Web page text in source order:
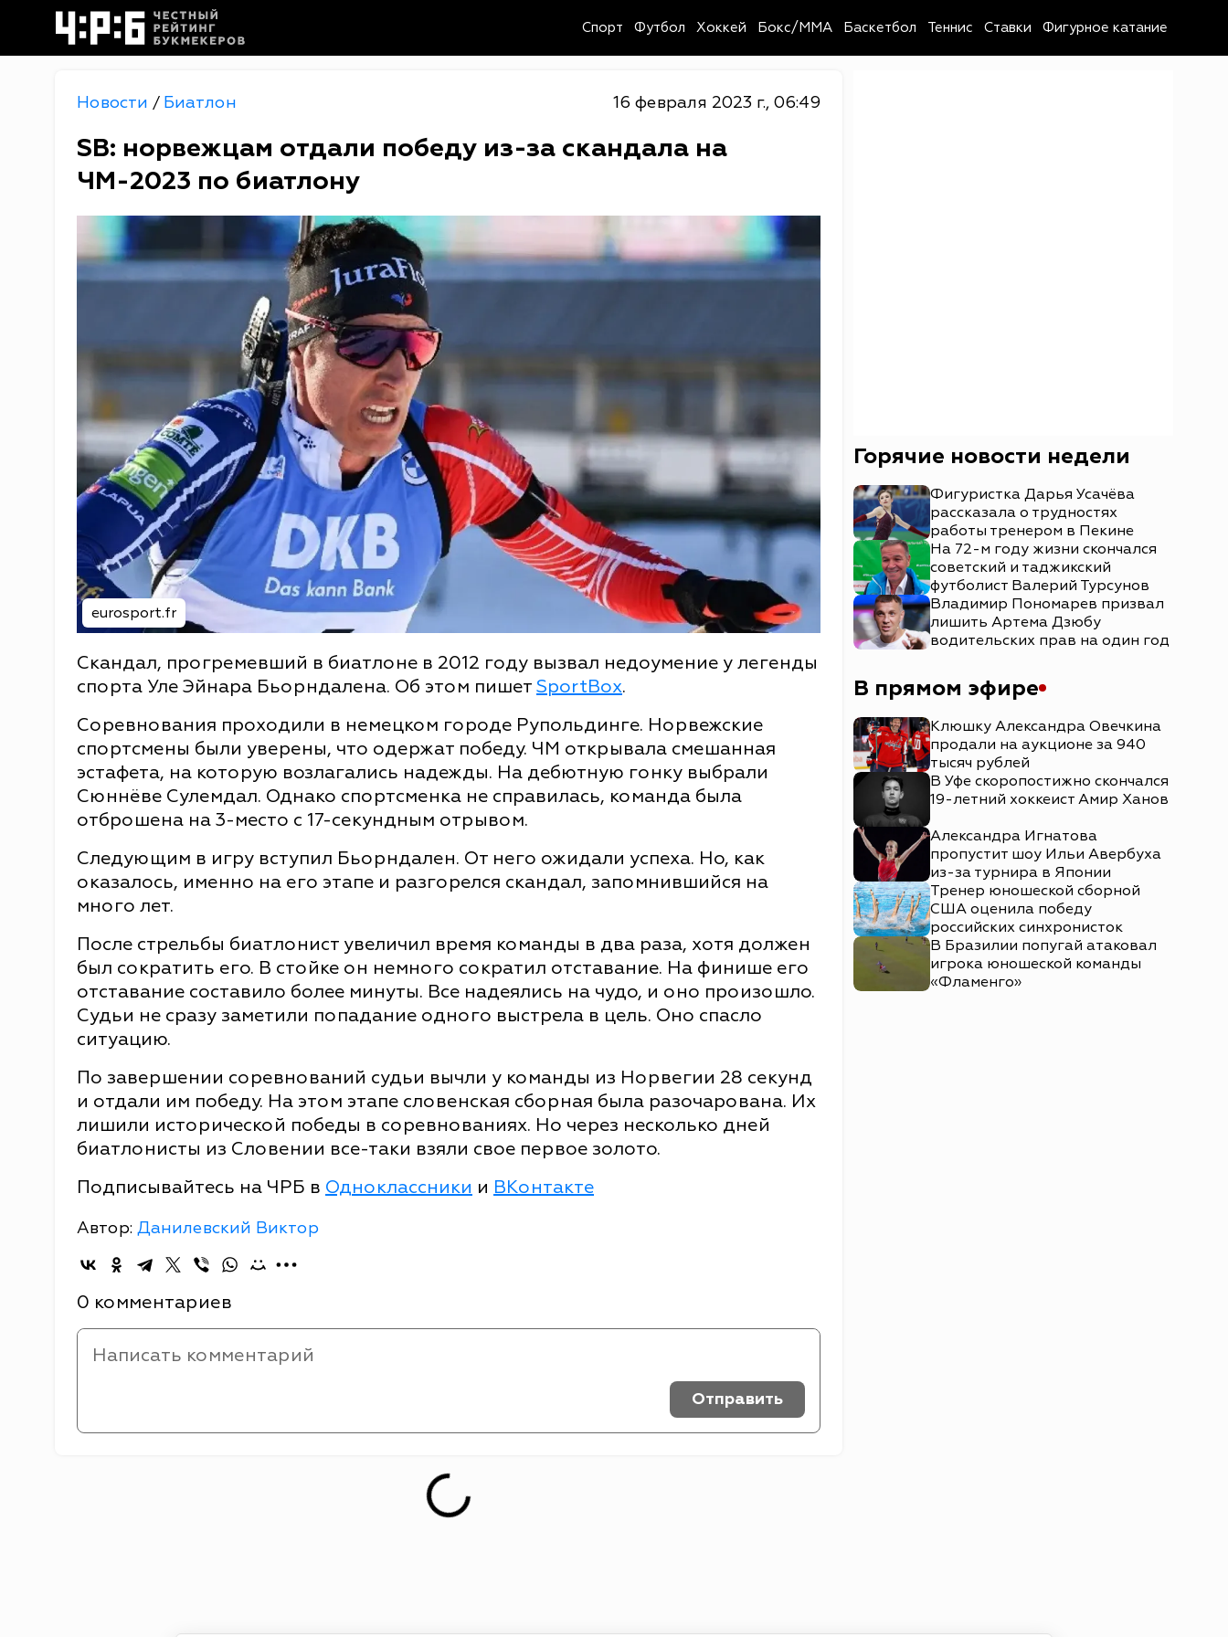
Спорт Футбол Хоккей Бокс/MMA Баскетбол Теннис Ставки Фигурное катание
Новости / Биатлон 16 февраля 2023 г., 06:49
SB: норвежцам отдали победу из-за скандала на
ЧМ-2023 по биатлону
eurosport.fr
Скандал, прогремевший в биатлоне в 2012 году вызвал недоумение у легенды
спорта Уле Эйнара Бьорндалена. Об этом пишет SportBox.
Соревнования проходили в немецком городе Рупольдинге. Норвежские
спортсмены были уверены, что одержат победу. ЧМ открывала смешанная
эстафета, на которую возлагались надежды. На дебютную гонку выбрали
Сюннёве Сулемдал. Однако спортсменка не справилась, команда была
отброшена на 3-место с 17-секундным отрывом.
Следующим в игру вступил Бьорндален. От него ожидали успеха. Но, как
оказалось, именно на его этапе и разгорелся скандал, запомнившийся на
много лет.
После стрельбы биатлонист увеличил время команды в два раза, хотя должен
был сократить его. В стойке он немного сократил отставание. На финише его
отставание составило более минуты. Все надеялись на чудо, и оно произошло.
Судьи не сразу заметили попадание одного выстрела в цель. Оно спасло
ситуацию.
По завершении соревнований судьи вычли у команды из Норвегии 28 секунд
и отдали им победу. На этом этапе словенская сборная была разочарована. Их
лишили исторической победы в соревнованиях. Но через несколько дней
биатлонисты из Словении все-таки взяли свое первое золото.
Подписывайтесь на ЧРБ в Одноклассники и ВКонтакте
Автор: Данилевский Виктор
0 комментариев
Отправить
Горячие новости недели
Фигуристка Дарья Усачёва
рассказала о трудностях
работы тренером в Пекине
На 72-м году жизни скончался
советский и таджикский
футболист Валерий Турсунов
Владимир Пономарев призвал
лишить Артема Дзюбу
водительских прав на один год
В прямом эфире
Клюшку Александра Овечкина
продали на аукционе за 940
тысяч рублей
В Уфе скоропостижно скончался
19-летний хоккеист Амир Ханов
Александра Игнатова
пропустит шоу Ильи Авербуха
из-за турнира в Японии
Тренер юношеской сборной
США оценила победу
российских синхронисток
В Бразилии попугай атаковал
игрока юношеской команды
«Фламенго»